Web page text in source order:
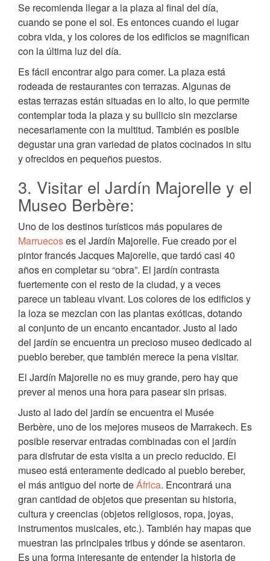
Se recomienda llegar a la plaza al final del día,
cuando se pone el sol. Es entonces cuando el lugar
cobra vida, y los colores de los edificios se magnifican
con la última luz del día.
Es fácil encontrar algo para comer. La plaza está
rodeada de restaurantes con terrazas. Algunas de
estas terrazas están situadas en lo alto, lo que permite
contemplar toda la plaza y su bullicio sin mezclarse
necesariamente con la multitud. También es posible
degustar una gran variedad de platos cocinados in situ
y ofrecidos en pequeños puestos.
3. Visitar el Jardín Majorelle y el
Museo Berbère:
Uno de los destinos turísticos más populares de
Marruecoses el Jardín Majorelle. Fue creado por el
pintor francés Jacques Majorelle, que tardó casi 40
años en completar su “obra”. El jardín contrasta
fuertemente con el resto de la ciudad, y a veces
parece un tableau vivant. Los colores de los edificios y
la loza se mezclan con las plantas exóticas, dotando
al conjunto de un encanto encantador. Justo al lado
del jardín se encuentra un precioso museo dedicado al
pueblo bereber, que también merece la pena visitar.
El Jardín Majorelle no es muy grande, pero hay que
prever al menos una hora para pasear sin prisas.
Justo al lado del jardín se encuentra el Musée
Berbère, uno de los mejores museos de Marrakech. Es
posible reservar entradas combinadas con el jardín
para disfrutar de esta visita a un precio reducido. El
museo está enteramente dedicado al pueblo bereber,
el más antiguo del norte deÁfrica. Encontrará una
gran cantidad de objetos que presentan su historia,
cultura y creencias (objetos religiosos, ropa, joyas,
instrumentos musicales, etc.). También hay mapas que
muestran las principales tribus y dónde se asentaron.
Es una forma interesante de entender la historia de